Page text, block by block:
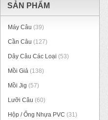
SẢN PHẨM
Máy Câu (39)
Cần Câu (127)
Dây Câu Các Loại (53)
Mồi Giả (138)
Mồi Jig (57)
Lưỡi Câu (60)
Hộp / Ống Nhựa PVC (31)